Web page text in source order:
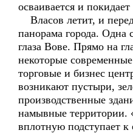
осваивается и
Власов летит, и
панорама города. Одна
глаза Вове. Прямо на
некоторые
торговые и бизнес
возникают пустыри,
производственные
намывные территории.
вплотную подступает